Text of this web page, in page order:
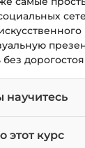
научитесь
обычные
этот курс